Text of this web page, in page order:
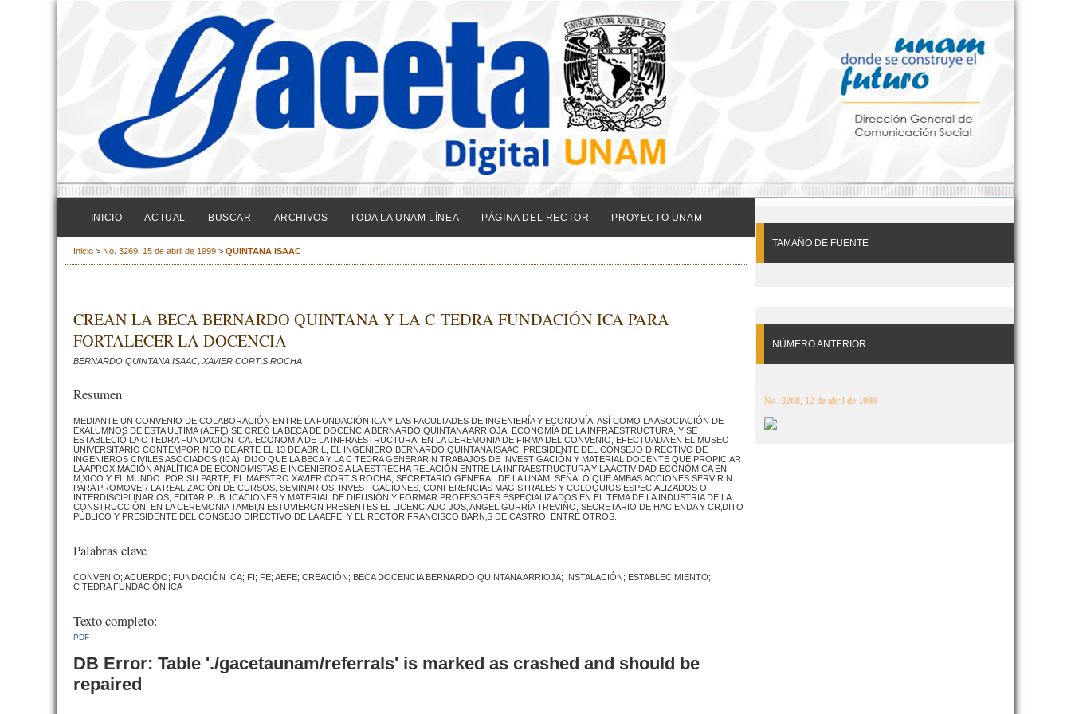
TAMAÑO DE FUENTE
NÚMERO ANTERIOR
No. 3268, 12 de abril de 1999
INICIO ACTUAL BUSCAR ARCHIVOS TODA LA UNAM LÍNEA PÁGINA DEL RECTOR PROYECTO UNAM
Inicio > No. 3269, 15 de abril de 1999 > QUINTANA ISAAC
CREAN LA BECA BERNARDO QUINTANA Y LA C TEDRA FUNDACIÓN ICA PARA
FORTALECER LA DOCENCIA
BERNARDO QUINTANA ISAAC, XAVIER CORT‚S ROCHA
Resumen
MEDIANTE UN CONVENIO DE COLABORACIÓN ENTRE LA FUNDACIÓN ICA Y LAS FACULTADES DE INGENIERÍA Y ECONOMÍA, ASÍ COMO LA ASOCIACIÓN DE
EXALUMNOS DE ESTA ÚLTIMA (AEFE) SE CREÓ LA BECA DE DOCENCIA BERNARDO QUINTANA ARRIOJA. ECONOMÍA DE LA INFRAESTRUCTURA, Y SE
ESTABLECIÓ LA C TEDRA FUNDACIÓN ICA. ECONOMÍA DE LA INFRAESTRUCTURA. EN LA CEREMONIA DE FIRMA DEL CONVENIO, EFECTUADA EN EL MUSEO
UNIVERSITARIO CONTEMPOR NEO DE ARTE EL 13 DE ABRIL, EL INGENIERO BERNARDO QUINTANA ISAAC, PRESIDENTE DEL CONSEJO DIRECTIVO DE
INGENIEROS CIVILES ASOCIADOS (ICA), DIJO QUE LA BECA Y LA C TEDRA GENERAR N TRABAJOS DE INVESTIGACIÓN Y MATERIAL DOCENTE QUE PROPICIAR
LA APROXIMACIÓN ANALÍTICA DE ECONOMISTAS E INGENIEROS A LA ESTRECHA RELACIÓN ENTRE LA INFRAESTRUCTURA Y LA ACTIVIDAD ECONÓMICA EN
M‚XICO Y EL MUNDO. POR SU PARTE, EL MAESTRO XAVIER CORT‚S ROCHA, SECRETARIO GENERAL DE LA UNAM, SEÑALÓ QUE AMBAS ACCIONES SERVIR N
PARA PROMOVER LA REALIZACIÓN DE CURSOS, SEMINARIOS, INVESTIGACIONES, CONFERENCIAS MAGISTRALES Y COLOQUIOS ESPECIALIZADOS O
INTERDISCIPLINARIOS, EDITAR PUBLICACIONES Y MATERIAL DE DIFUSIÓN Y FORMAR PROFESORES ESPECIALIZADOS EN EL TEMA DE LA INDUSTRIA DE LA
CONSTRUCCIÓN. EN LA CEREMONIA TAMBI‚N ESTUVIERON PRESENTES EL LICENCIADO JOS‚ ANGEL GURRÍA TREVIÑO, SECRETARIO DE HACIENDA Y CR‚DITO
PÚBLICO Y PRESIDENTE DEL CONSEJO DIRECTIVO DE LA AEFE, Y EL RECTOR FRANCISCO BARN‚S DE CASTRO, ENTRE OTROS.
Palabras clave
CONVENIO; ACUERDO; FUNDACIÓN ICA; FI; FE; AEFE; CREACIÓN; BECA DOCENCIA BERNARDO QUINTANA ARRIOJA; INSTALACIÓN; ESTABLECIMIENTO;
C TEDRA FUNDACIÓN ICA
Texto completo:
PDF
DB Error: Table './gacetaunam/referrals' is marked as crashed and should be
repaired